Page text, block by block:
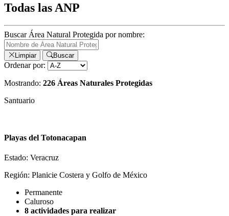
Todas las ANP
Buscar Área Natural Protegida por nombre:
Limpiar Buscar
Ordenar por:
Mostrando: 226 Áreas Naturales Protegidas
Santuario
Playas del Totonacapan
Estado: Veracruz
Región: Planicie Costera y Golfo de México
Permanente
Caluroso
8 actividades para realizar